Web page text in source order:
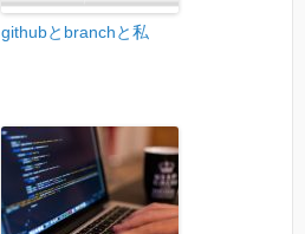
githubとbranchと私